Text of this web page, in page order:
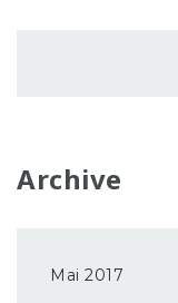
Archive
Mai 2017